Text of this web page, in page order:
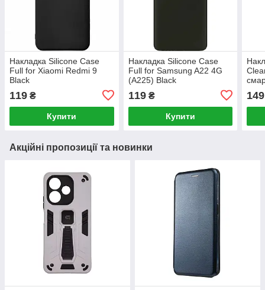
Накладка Silicone Case
Full for Xiaomi Redmi 9
Black
119 ₴
Купити
Накладка Silicone Case
Full for Samsung A22 4G
(A225) Black
119₴
Купити
149
Акційні пропозиції та новинки